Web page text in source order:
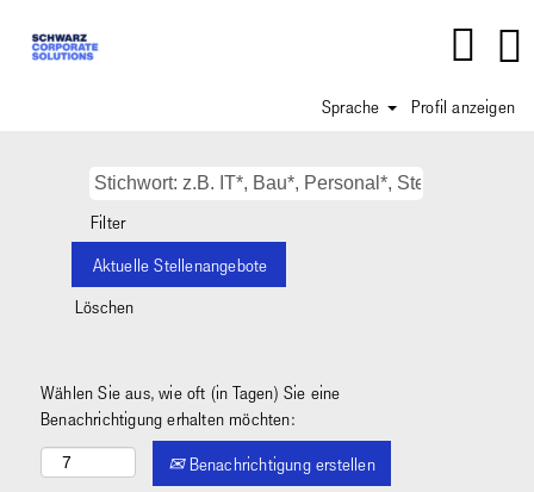
Sprache Profil anzeigen
Filter
Löschen
Wählen Sie aus, wie oft (in Tagen) Sie eine
Benachrichtigung erhalten möchten:
Benachrichtigung erstellen